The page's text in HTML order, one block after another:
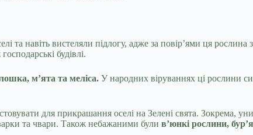
та навіть вистеляли підлогу, адже за повір’ями ця
будівлі.
м’ята та меліса. У народних віруваннях ці рослини
для прикрашання оселі на Зелені свята. Зокрема,
та чвари. Також небажаними були в’юнкі рослини,